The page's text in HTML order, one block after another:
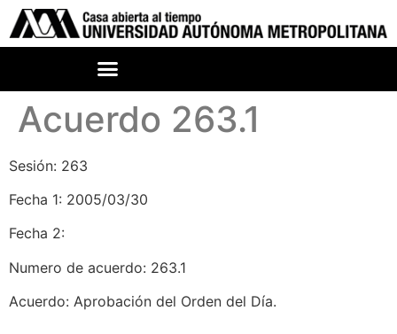
Acuerdo 263.1
Sesión: 263
Fecha 1: 2005/03/30
Fecha 2:
Numero de acuerdo: 263.1
Acuerdo: Aprobación del Orden del Día.